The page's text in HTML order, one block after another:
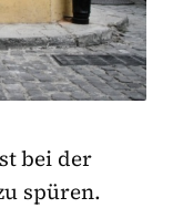
bei der
spüren.